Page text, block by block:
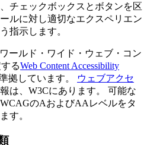
チェックボックスとボタンを区
ルに対し適切なエクスペリエン
指示します。
ールド・ワイド・ウェブ・コン
るWeb Content Accessibility
拠しています。
ウェブアクセ
は、W3Cにあります。 可能な
のAおよびAAレベルをタ
す。